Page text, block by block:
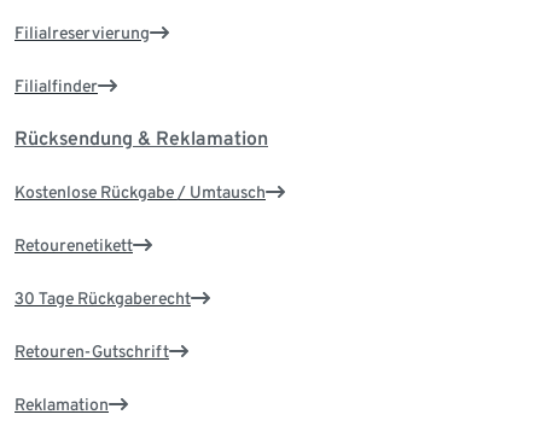
Filialreservierung
Filialfinder
Rücksendung & Reklamation
Kostenlose Rückgabe / Umtausch
Retourenetikett
30 Tage Rückgaberecht
Retouren-Gutschrift
Reklamation